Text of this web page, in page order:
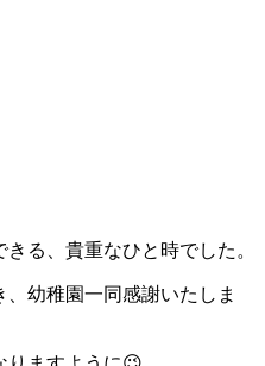
る、貴重なひと時でした。
幼稚園一同感謝いたしま